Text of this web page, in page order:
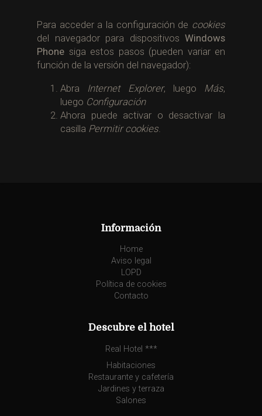
Para acceder a la configuración de cookies
del navegador para dispositivos Windows
Phone siga estos pasos (pueden variar en
función de la versión del navegador):
Abra Internet Explorer, luego Más,
luego Configuración
Ahora puede activar o desactivar la
casilla Permitir cookies
Información
Home
Aviso legal
LOPD
Política de cookies
Contacto
Descubre el hotel
Real Hotel ***
Habitaciones
Restaurante y cafetería
Jardines y terraza
Salones